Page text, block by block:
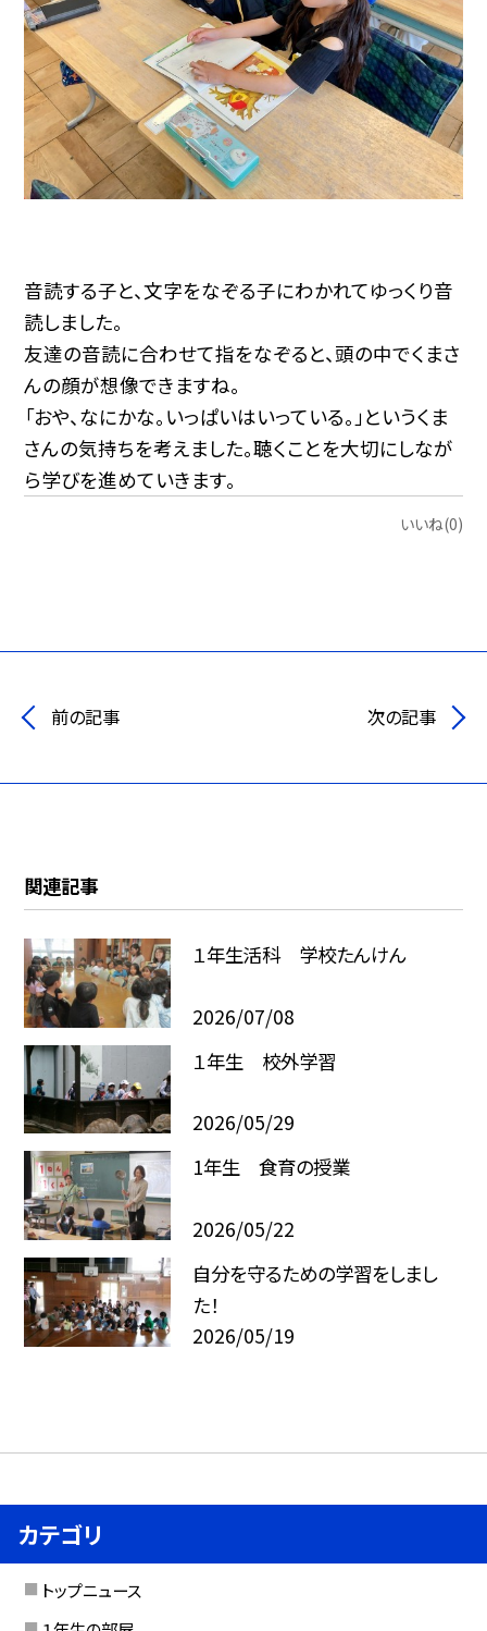
音読する子と、文字をなぞる子にわかれてゆっくり音
読しました。
友達の音読に合わせて指をなぞると、頭の中でくまさ
んの顔が想像できますね。
「おや、なにかな。いっぱいはいっている。」というくま
さんの気持ちを考えました。聴くことを大切にしなが
ら学びを進めていきます。
いいね(0)
前の記事 次の記事
関連記事
１年生活科 学校たんけん
2026/07/08
１年生 校外学習
2026/05/29
1年生 食育の授業
2026/05/22
自分を守るための学習をしまし
た！
2026/05/19
カテゴリ
トップニュース